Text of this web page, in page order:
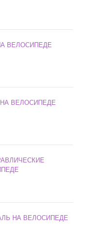
ВЕЛОСИПЕДЕ
ВЕЛОСИПЕДЕ
НА ВЕЛОСИПЕДЕ